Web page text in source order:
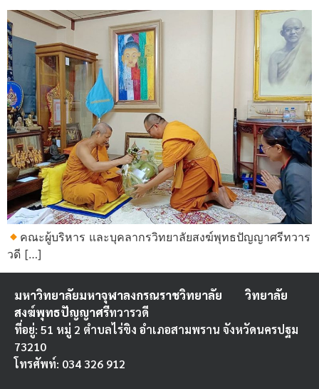
คณะผู้บริหาร และบุคลากรวิทยาลัยสงฆ์พุทธปัญญาศรีทวาร
วดี […]
มหาวิทยาลัยมหาจุฬาลงกรณราชวิทยาลัย วิทยาลัย
สงฆ์พุทธปัญญาศรีทวารวดี
ที่อยู่: 51 หมู่ 2 ตำบลไร่ขิง อำเภอสามพราน จังหวัดนครปฐม
73210
โทรศัพท์: 034 326 912